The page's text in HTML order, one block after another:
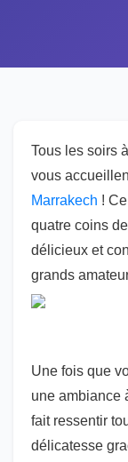
Tous les soirs
vous
Marrakech !
quatre coins
délicieux et
grands
Une fois que
une ambiance
fait ressentir
délicatesse